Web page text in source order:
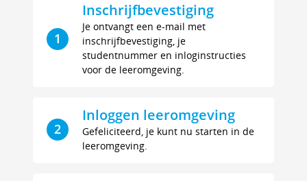
1
Inschrijfbevestiging
Je ontvangt een e-mail met
inschrijfbevestiging, je
studentnummer en inloginstructies
voor de leeromgeving.
2
Inloggen leeromgeving
Gefeliciteerd, je kunt nu starten in de
leeromgeving.